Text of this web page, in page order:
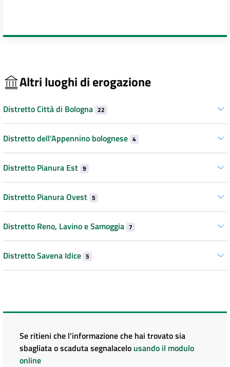
Altri luoghi di erogazione
Distretto Città di Bologna 22
Distretto dell’Appennino bolognese 4
Distretto Pianura Est 9
Distretto Pianura Ovest 5
Distretto Reno, Lavino e Samoggia 7
Distretto Savena Idice 5
Se ritieni che l'informazione che hai trovato sia
sbagliata o scaduta segnalacelo usando il modulo
online